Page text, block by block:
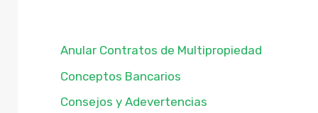
Anular Contratos de Multipropiedad
Conceptos Bancarios
Consejos y Adevertencias